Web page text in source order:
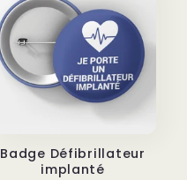
Badge Défibrillateur
implanté